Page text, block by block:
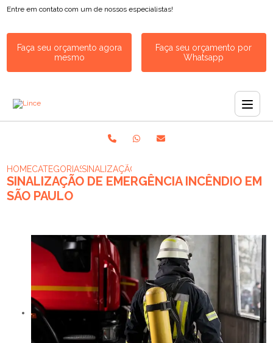
Entre em contato com um de nossos especialistas!
Faça seu orçamento agora
mesmo
Faça seu orçamento por
Whatsapp
HOMECATEGORIASSINALIZAÇÃO DE EMERGÊNCIA INCÊNDIO EM
SINALIZAÇÃO DE EMERGÊNCIA INCÊNDIO EM
SÃO PAULO